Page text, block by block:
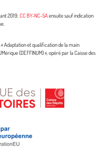
2019.CC BY-NC-SAensuite sauf indication
Adaptation et qualification de la main
(DEFFINUM) », opéré par la Caisse des